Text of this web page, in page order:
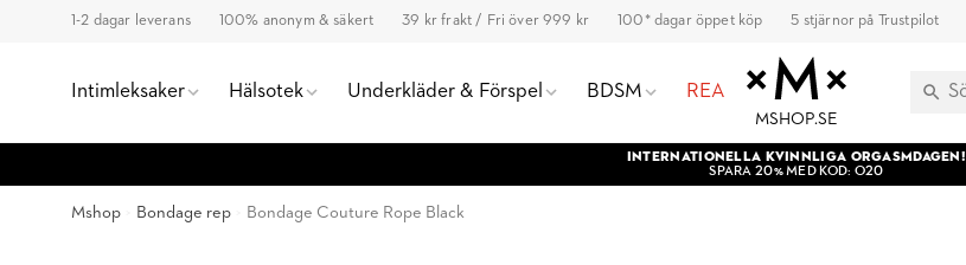
1-2 dagar leverans 100% anonym & säkert 39 kr frakt / Fri över 999 kr 100* dagar öppet köp 5 stjärnor på Trustpilot
Intimleksaker Hälsotek Underkläder & Förspel BDSM REA
MSHOP.SE
INTERNATIONELLA KVINNLIGA ORGASMDAGEN!
SPARA 20% MED KOD: O20
Mshop Bondage rep Bondage Couture Rope Black